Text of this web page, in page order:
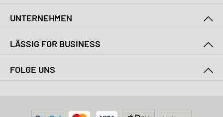
UNTERNEHMEN
LÄSSIG FOR BUSINESS
FOLGE UNS